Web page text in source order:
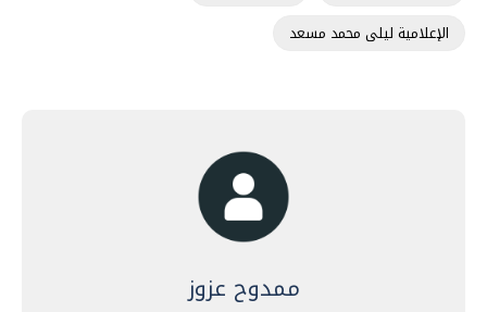
الإعلامية ليلى محمد مسعد
ممدوح عزوز